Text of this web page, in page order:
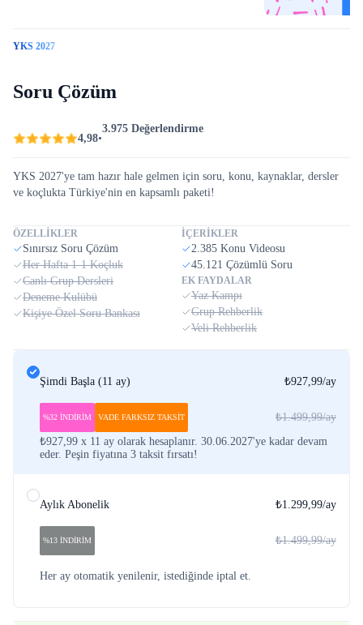
YKS 2027
Soru Çözüm
4,98•
3.975 Değerlendirme
YKS 2027'ye tam hazır hale gelmen için soru, konu, kaynaklar, dersler
ve koçlukta Türkiye'nin en kapsamlı paketi!
ÖZELLİKLER
Sınırsız Soru Çözüm
Her Hafta 1-1 Koçluk
Canlı Grup Dersleri
Deneme Kulübü
Kişiye Özel Soru Bankası
İÇERİKLER
2.385 Konu Videosu
45.121 Çözümlü Soru
EK FAYDALAR
Yaz Kampı
Grup Rehberlik
Veli Rehberlik
Şimdi Başla (11 ay) ₺927,99/ay
%32 İNDİRİM VADE FARKSIZ TAKSİT ₺1.499,99/ay
₺927,99 x 11 ay olarak hesaplanır. 30.06.2027'ye kadar devam
eder. Peşin fiyatına 3 taksit fırsatı!
Aylık Abonelik ₺1.299,99/ay
%13 İNDİRİM ₺1.499,99/ay
Her ay otomatik yenilenir, istediğinde iptal et.